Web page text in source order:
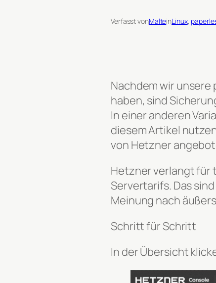
Verfasst vonMalteinLinux,
Nachdem wir
haben, sind
In einer anderen
diesem Artikel
von Hetzner
Hetzner verlangt für
Servertarifs. Das
Meinung nach
Schritt für Schritt
In der Übersicht